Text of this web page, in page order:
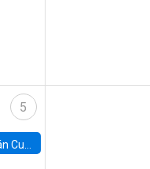
5
of Houston